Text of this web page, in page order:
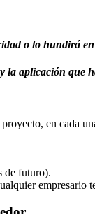
o lo hundirá
la aplicación que
en cada
de futuro).
empresario